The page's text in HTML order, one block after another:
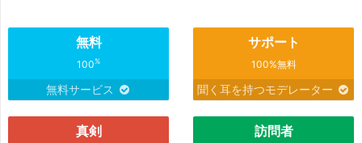
無料
100%
無料サービス
サポート
100%無料
聞く耳を持つモデレーター
真剣 訪問者